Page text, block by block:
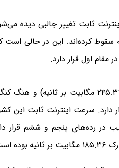
ثابت تغییر جالبی دیده
کرده‌اند. این در حالی است که